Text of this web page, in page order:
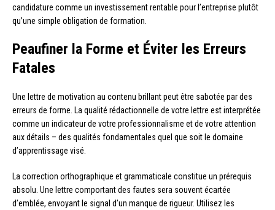
candidature comme un investissement rentable pour l’entreprise plutôt
qu’une simple obligation de formation.
Peaufiner la Forme et Éviter les Erreurs
Fatales
Une lettre de motivation au contenu brillant peut être sabotée par des
erreurs de forme. La qualité rédactionnelle de votre lettre est interprétée
comme un indicateur de votre professionnalisme et de votre attention
aux détails – des qualités fondamentales quel que soit le domaine
d’apprentissage visé.
La correction orthographique et grammaticale constitue un prérequis
absolu. Une lettre comportant des fautes sera souvent écartée
d’emblée, envoyant le signal d’un manque de rigueur. Utilisez les